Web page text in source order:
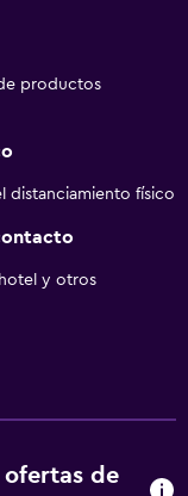
productos
distanciamiento físico
y otros
ofertas de